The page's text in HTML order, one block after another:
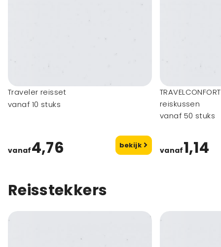
Traveler reisset
vanaf 10 stuks
vanaf4,76 bekijk
reiskussen
vanaf 50 stuks
vanaf1,14
Reisstekkers